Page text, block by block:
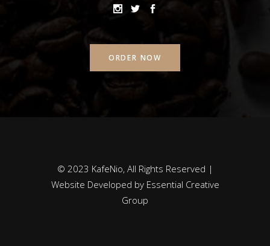
ORDER NOW
© 2023 KafeNio, All Rights Reserved |
Website Developed by Essential Creative
Group